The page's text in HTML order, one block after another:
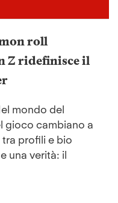
roll
Z ridefinisce il
mondo del
gioco cambiano a
profili e bio
una verità: il